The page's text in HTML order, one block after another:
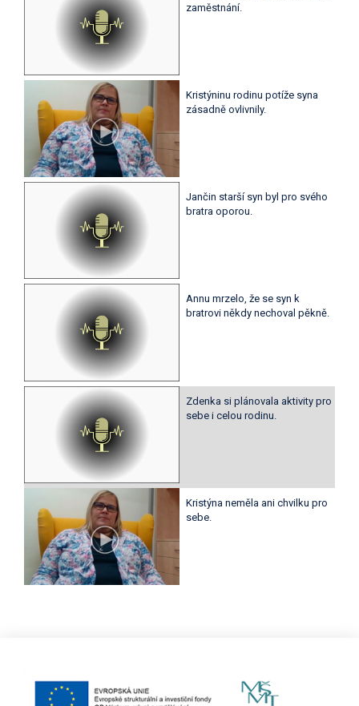
zaměstnání.
Kristýninu rodinu potíže syna
zásadně ovlivnily.
Jančin starší syn byl pro svého
bratra oporou.
Annu mrzelo, že se syn k
bratrovi někdy nechoval pěkně.
Zdenka si plánovala aktivity pro
sebe i celou rodinu.
Kristýna neměla ani chvilku pro
sebe.